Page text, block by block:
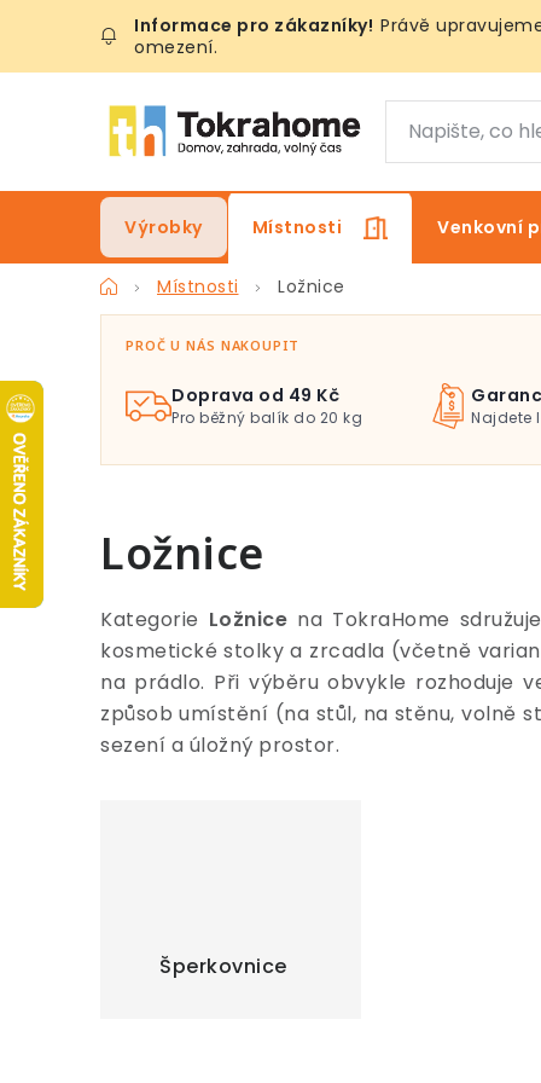
obsah
Právě
omezení.
Výrobky Místnosti Venkovní
DomůMístnosti Ložnice
PROČ U NÁS NAKOUPIT
Doprava od 49 Kč
Pro běžný balík do 20 kg Najdete
Ložnice
Kategorie Ložnice na TokraHome
kosmetické stolky a zrcadla (včetně
na prádlo. Při výběru obvykle rozhoduje
způsob umístění (na stůl, na stěnu, volně
sezení a úložný prostor.
Šperkovnice